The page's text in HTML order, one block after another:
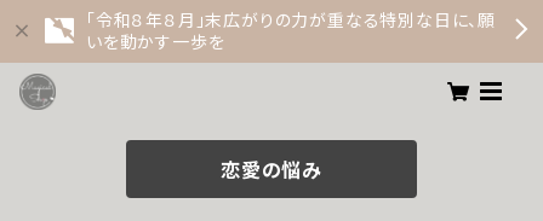
「令和８年８月」末広がりの力が重なる特別な日に、願
いを動かす一歩を
恋愛の悩み